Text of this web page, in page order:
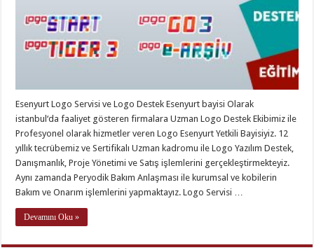
Esenyurt Logo Servisi ve Logo Destek Esenyurt bayisi Olarak
istanbul‘da faaliyet gösteren firmalara Uzman Logo Destek Ekibimiz ile
Profesyonel olarak hizmetler veren Logo Esenyurt Yetkili Bayisiyiz. 12
yıllık tecrübemiz ve Sertifikalı Uzman kadromu ile Logo Yazılım Destek,
Danışmanlık, Proje Yönetimi ve Satış işlemlerini gerçekleştirmekteyiz.
Aynı zamanda Peryodik Bakım Anlaşması ile kurumsal ve kobilerin
Bakım ve Onarım işlemlerini yapmaktayız. Logo Servisi …
Devamını Oku »